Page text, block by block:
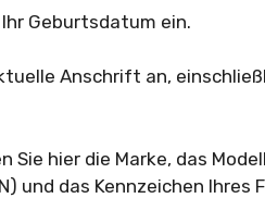
Geburtsdatum ein.
Anschrift an,
Sie hier die Marke, das
und das Kennzeichen Ihres